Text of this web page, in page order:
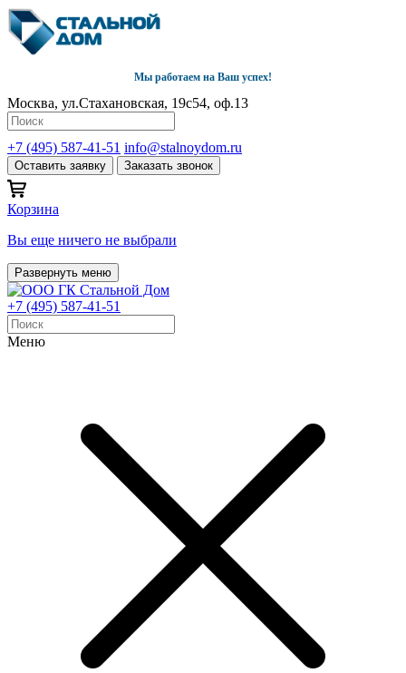
Мы работаем на Ваш успех!
Москва, ул.Стахановская, 19с54, оф.13
+7 (495) 587-41-51 info@stalnoydom.ru
Оставить заявку Заказать звонок
Корзина
Вы еще ничего не выбрали
Развернуть меню
+7 (495) 587-41-51
Меню